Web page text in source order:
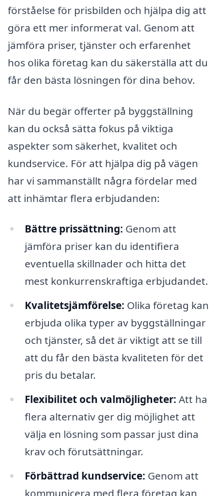
förståelse för prisbilden och hjälpa dig att
göra ett mer informerat val. Genom att
jämföra priser, tjänster och erfarenhet
hos olika företag kan du säkerställa att du
får den bästa lösningen för dina behov.
När du begär offerter på byggställning
kan du också sätta fokus på viktiga
aspekter som säkerhet, kvalitet och
kundservice. För att hjälpa dig på vägen
har vi sammanställt några fördelar med
att inhämtar flera erbjudanden:
Bättre prissättning: Genom att
jämföra priser kan du identifiera
eventuella skillnader och hitta det
mest konkurrenskraftiga erbjudandet.
Kvalitetsjämförelse: Olika företag kan
erbjuda olika typer av byggställningar
och tjänster, så det är viktigt att se till
att du får den bästa kvaliteten för det
pris du betalar.
Flexibilitet och valmöjligheter: Att ha
flera alternativ ger dig möjlighet att
välja en lösning som passar just dina
krav och förutsättningar.
Förbättrad kundservice: Genom att
kommunicera med flera företag kan